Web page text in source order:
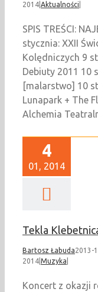
2014 Aktualności
SPIS TREŚCI:
stycznia: XXII
Kolędniczych 9
Debiuty 2011 10
[malarstwo] 10
Lunapark + The
Alchemia
4
01, 2014
Tekla
Bartosz Łabuda2013-
2014 Muzyka
Koncert z okazji